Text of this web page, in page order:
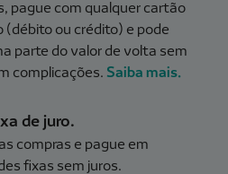
pague com qualquer cartão
(débito ou crédito) e pode
parte do valor de volta sem
complicações. Saiba mais.
de juro.
compras e pague em
fixas sem juros.